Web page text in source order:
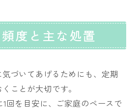
度と主な処置
づいてあげるためにも、定期
ことが大切です。
回を目安に、ご家庭のペースで